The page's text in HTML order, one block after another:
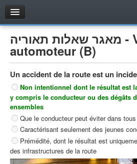
עמוד הבית
מבחן
Véhicule automoteur (B)
Motocycle (A)
Tracteurs (1)
Véhicule Poids lourds (C1)
Poids lourds/remorque (C)
Transport en Commun (D)
מאגר שאלות
מאגר שאלות תאוריה - Véhicule
automoteur (B)
Un accident de la route est un
Non intentionnel dont le résultat est
y compris le conducteur ou des dégâts
ensembles
Que le conducteur peut éviter dans
Caractérisant seulement des jeunes
Prémédité, dont le résultat est
des infrastructures de la route